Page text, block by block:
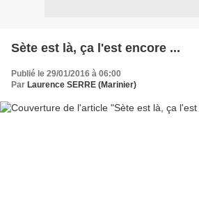
Sète est là, ça l'est encore ...
Publié le 29/01/2016 à 06:00
Par Laurence SERRE (Marinier)